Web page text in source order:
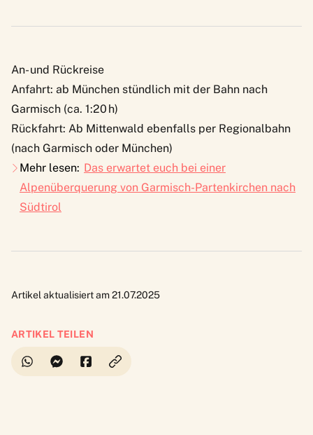
An- und Rückreise
Anfahrt: ab München stündlich mit der Bahn nach
Garmisch (ca. 1:20 h)
Rückfahrt: Ab Mittenwald ebenfalls per Regionalbahn
(nach Garmisch oder München)
Mehr lesen: Das erwartet euch bei einer
Alpenüberquerung von Garmisch-Partenkirchen nach
Südtirol
Artikel aktualisiert am 21.07.2025
ARTIKEL TEILEN